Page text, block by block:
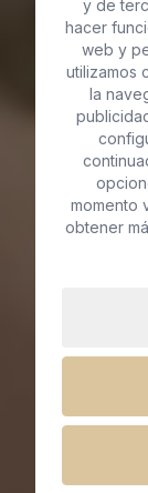
y de
hacer
web y
utilizamos
la
momento
obtener